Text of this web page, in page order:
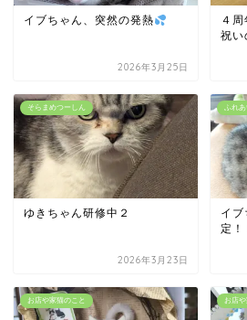
イブちゃん、突然の発熱
2026年3月25日
４
祝い
そらまめつーしん
ゆきちゃん研修中２
2026年3月23日
ふれあ
イ
定！
お店や家猫のこと お店や